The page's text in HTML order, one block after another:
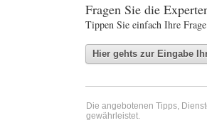
Fragen Sie die
Tippen Sie einfach Ihre
Die angebotenen Tipps,
gewährleistet.